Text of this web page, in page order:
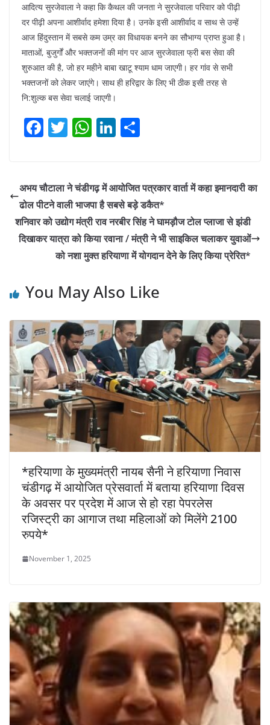
आदित्य सुरजेवाला ने कहा कि कैथल की जनता ने सुरजेवाला परिवार को पीढ़ी
दर पीढ़ी अपना आशीर्वाद हमेशा दिया है। उनके इसी आशीर्वाद व साथ से उन्हें
आज हिंदुस्तान में सबसे कम उम्र का विधायक बनने का सौभाग्य प्राप्त हुआ है।
माताओं, बुजुर्गों और भक्तजनों की मांग पर आज सुरजेवाला फ्री बस सेवा की
शुरुआत की है, जो हर महीने बाबा खाटू श्याम धाम जाएगी। हर गांव से सभी
भक्तजनों को लेकर जाएंगे। साथ ही हरिद्वार के लिए भी ठीक इसी तरह से
नि:शुल्क बस सेवा चलाई जाएगी।
F
e
b
o
o
T
er
W
s
A
p
p
Li
e
dI
n
e
अभय चौटाला ने चंडीगढ़ में आयोजित पत्रकार वार्ता में कहा इमानदारी का
ढोल पीटने वाली भाजपा है सबसे बड़े डकैत*
शनिवार को उद्योग मंत्री राव नरबीर सिंह ने घामड़ौज टोल प्लाजा से झंडी
दिखाकर यात्रा को किया रवाना / मंत्री ने भी साइकिल चलाकर युवाओं
को नशा मुक्त हरियाणा में योगदान देने के लिए किया प्रेरित*
You May Also Like
*हरियाणा के मुख्यमंत्री नायब सैनी ने हरियाणा निवास
चंडीगढ़ में आयोजित प्रेसवार्ता में बताया हरियाणा दिवस
के अवसर पर प्रदेश में आज से हो रहा पेपरलेस
रजिस्ट्री का आगाज तथा महिलाओं को मिलेंगे 2100
रुपये*
November 1, 2025